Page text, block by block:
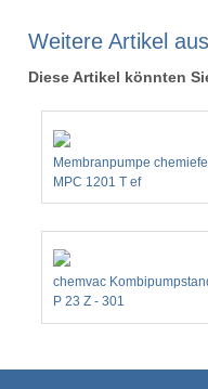
Weitere Artikel
Diese Artikel könnten
Membranpumpe
MPC 1201 T ef
chemvac
P 23 Z - 301